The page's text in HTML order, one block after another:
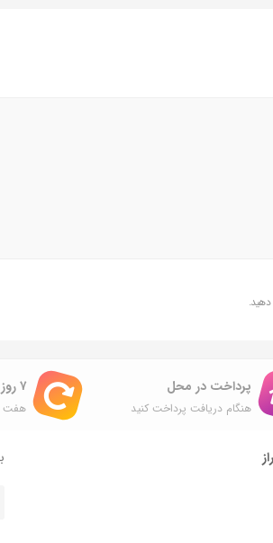
پرداخت در محل
هنگام دریافت پرداخت کنید
۷ روز ضمانت بازگشت
هفت